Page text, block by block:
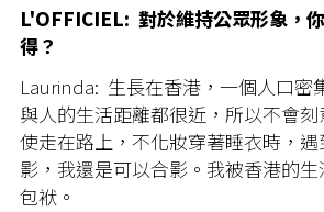
L'OFFICIEL: 對於維持公眾形象，
得？
Laurinda: 生長在香港，一個人口密
與人的生活距離都很近，所以不會
使走在路上，不化妝穿著睡衣時，
影，我還是可以合影。我被香港的
包袱。